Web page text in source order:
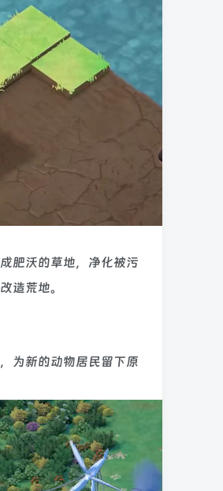
肥沃的草地，净化被污
造荒地。
为新的动物居民留下原